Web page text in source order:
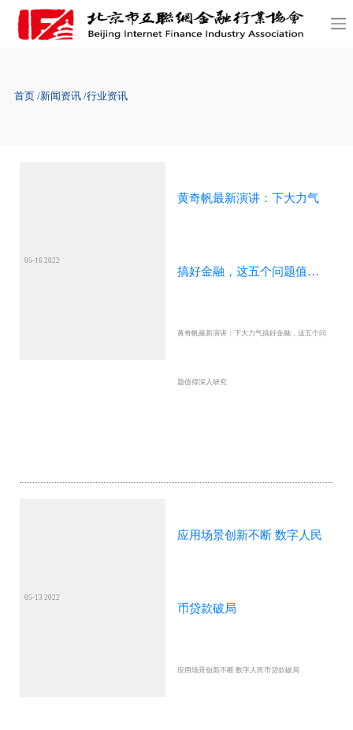
首页 新闻资讯 行业资讯
05-16 2022
黄奇帆最新演讲：下大力气
搞好金融，这五个问题值得
黄奇帆最新演讲：下大力气搞好金融，这五个问
题值得深入研究
05-13 2022
应用场景创新不断 数字人民
币贷款破局
应用场景创新不断 数字人民币贷款破局